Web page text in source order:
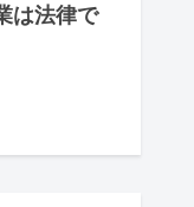
は法律で